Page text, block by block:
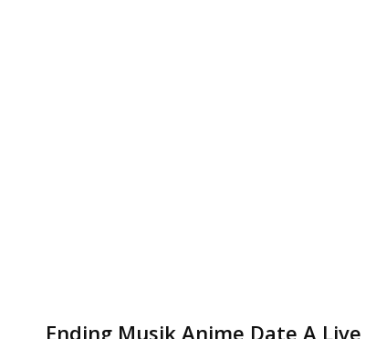
Ending Musik Anime Date A Live